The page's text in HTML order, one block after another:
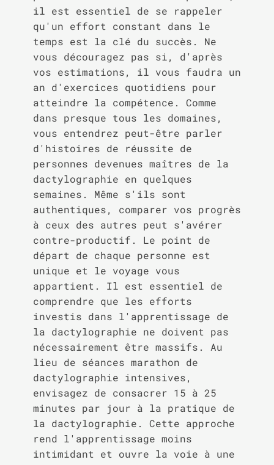
il est essentiel de se rappeler
qu'un effort constant dans le
temps est la clé du succès. Ne
vous découragez pas si, d'après
vos estimations, il vous faudra un
an d'exercices quotidiens pour
atteindre la compétence. Comme
dans presque tous les domaines,
vous entendrez peut-être parler
d'histoires de réussite de
personnes devenues maîtres de la
dactylographie en quelques
semaines. Même s'ils sont
authentiques, comparer vos progrès
à ceux des autres peut s'avérer
contre-productif. Le point de
départ de chaque personne est
unique et le voyage vous
appartient. Il est essentiel de
comprendre que les efforts
investis dans l'apprentissage de
la dactylographie ne doivent pas
nécessairement être massifs. Au
lieu de séances marathon de
dactylographie intensives,
envisagez de consacrer 15 à 25
minutes par jour à la pratique de
la dactylographie. Cette approche
rend l'apprentissage moins
intimidant et ouvre la voie à une